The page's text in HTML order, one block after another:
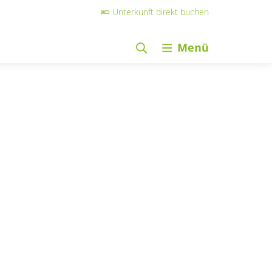
Unterkunft direkt buchen
Menü